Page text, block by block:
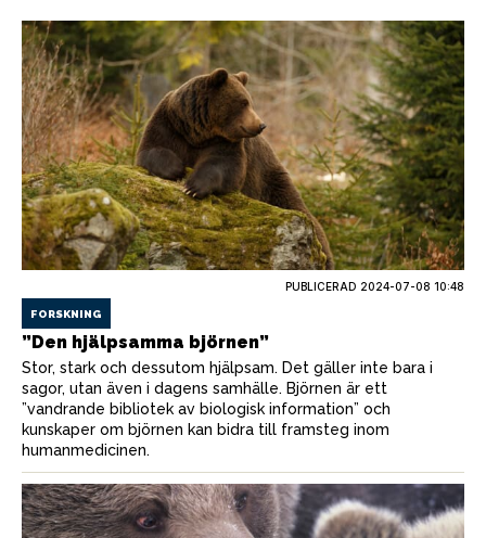
PUBLICERAD 2024-07-08 10:48
FORSKNING
”Den hjälpsamma björnen”
Stor, stark och dessutom hjälpsam. Det gäller inte bara i
sagor, utan även i dagens samhälle. Björnen är ett
”vandrande bibliotek av biologisk information” och
kunskaper om björnen kan bidra till framsteg inom
humanmedicinen.